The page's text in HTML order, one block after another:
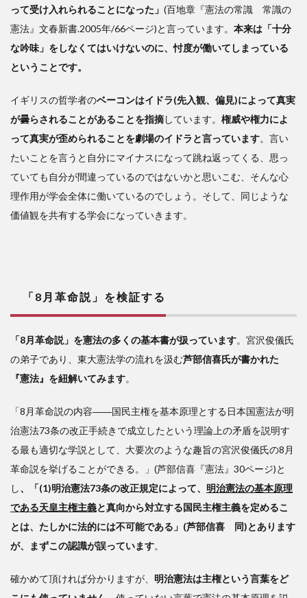
って受け入れられることになった」 (百地章『憲法の常識 常識の
憲法』文春新書.2005年/66ページ)と言っています。 本来は「十分
な吟味」をしなくてはいけないのに、忖度が働いてしまっている
ということです。
イギリスの哲学者のベーコンはイドラ(先入観、偏見)によって真実
が曇らされることがあることを指摘しています。 権威や権力によ
って真実が歪められることを劇場のイドラと言っています。言い
たいことを言うと自分にマイナスになって跳ね返ってくる、思っ
ていても自分が間違っているのではないかと思いこむ、そんな心
理作用が学会全体に働いているのでしょう。そして、同じような
価値観を共有する学会になっていきます。
「8月革命説」を検証する
「8月革命説」を憲法の多くの基本書が扱っています。宮沢俊儀氏
の弟子であり、東大憲法学の流れを汲む芦部信喜氏が書かれた
『憲法』を紐解いてみます。
「8月革命説の内容――国民主権を基本原理とする日本国憲法が明
治憲法73条の改正手続きで成立したという理論上の矛盾を説明す
る最も適切な学説として、大要次のような趣旨の宮沢俊儀氏の8月
革命説を挙げることができる。」(芦部信喜『憲法』30ページ)と
し、「(1)明治憲法73条の改正規定によって、 明治憲法の基本原理
である天皇主権主義と真向から対立する国民主権主義を定めるこ
とは、たしかに法的には不可能である」(芦部信喜 同)とあります
が、まずこの認識が誤っています。
確かめて頂ければ分かりますが、 明治憲法は主権という言葉をど